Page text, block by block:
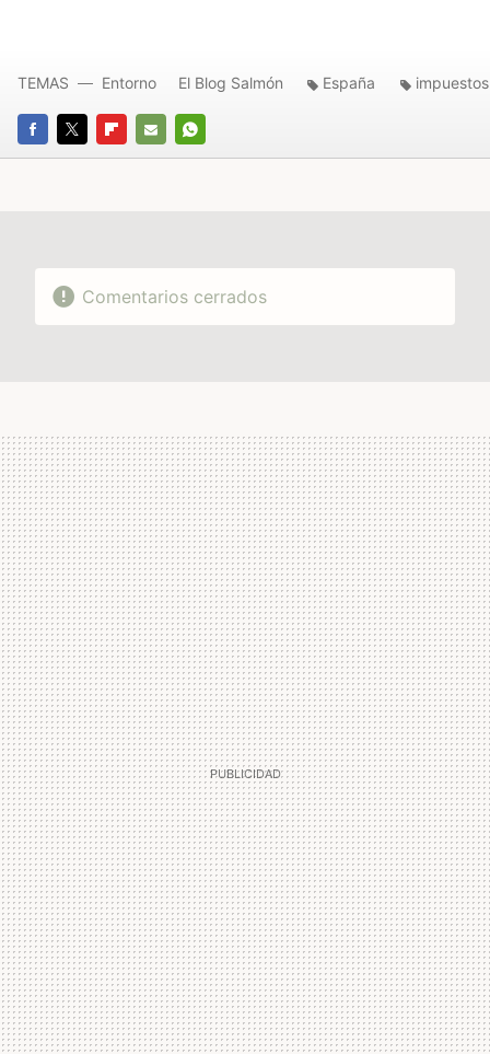
FACEBOOK
TWITTERFLIPBOARD
E-
WHATSAPP
TEMAS Entorno El Blog Salmón España impuestos
Comentarios cerrados